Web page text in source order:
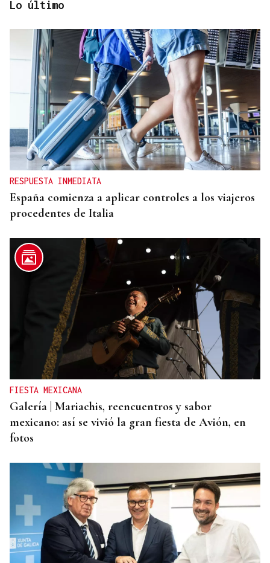
MÁS DEPORTE
La ourensana Anna Soares roza el podio del
Campeonato de España de Ajedrez
Lo último
RESPUESTA INMEDIATA
España comienza a aplicar controles a los viajeros
procedentes de Italia
FIESTA MEXICANA
Galería | Mariachis, reencuentros y sabor
mexicano: así se vivió la gran fiesta de Avión, en
fotos